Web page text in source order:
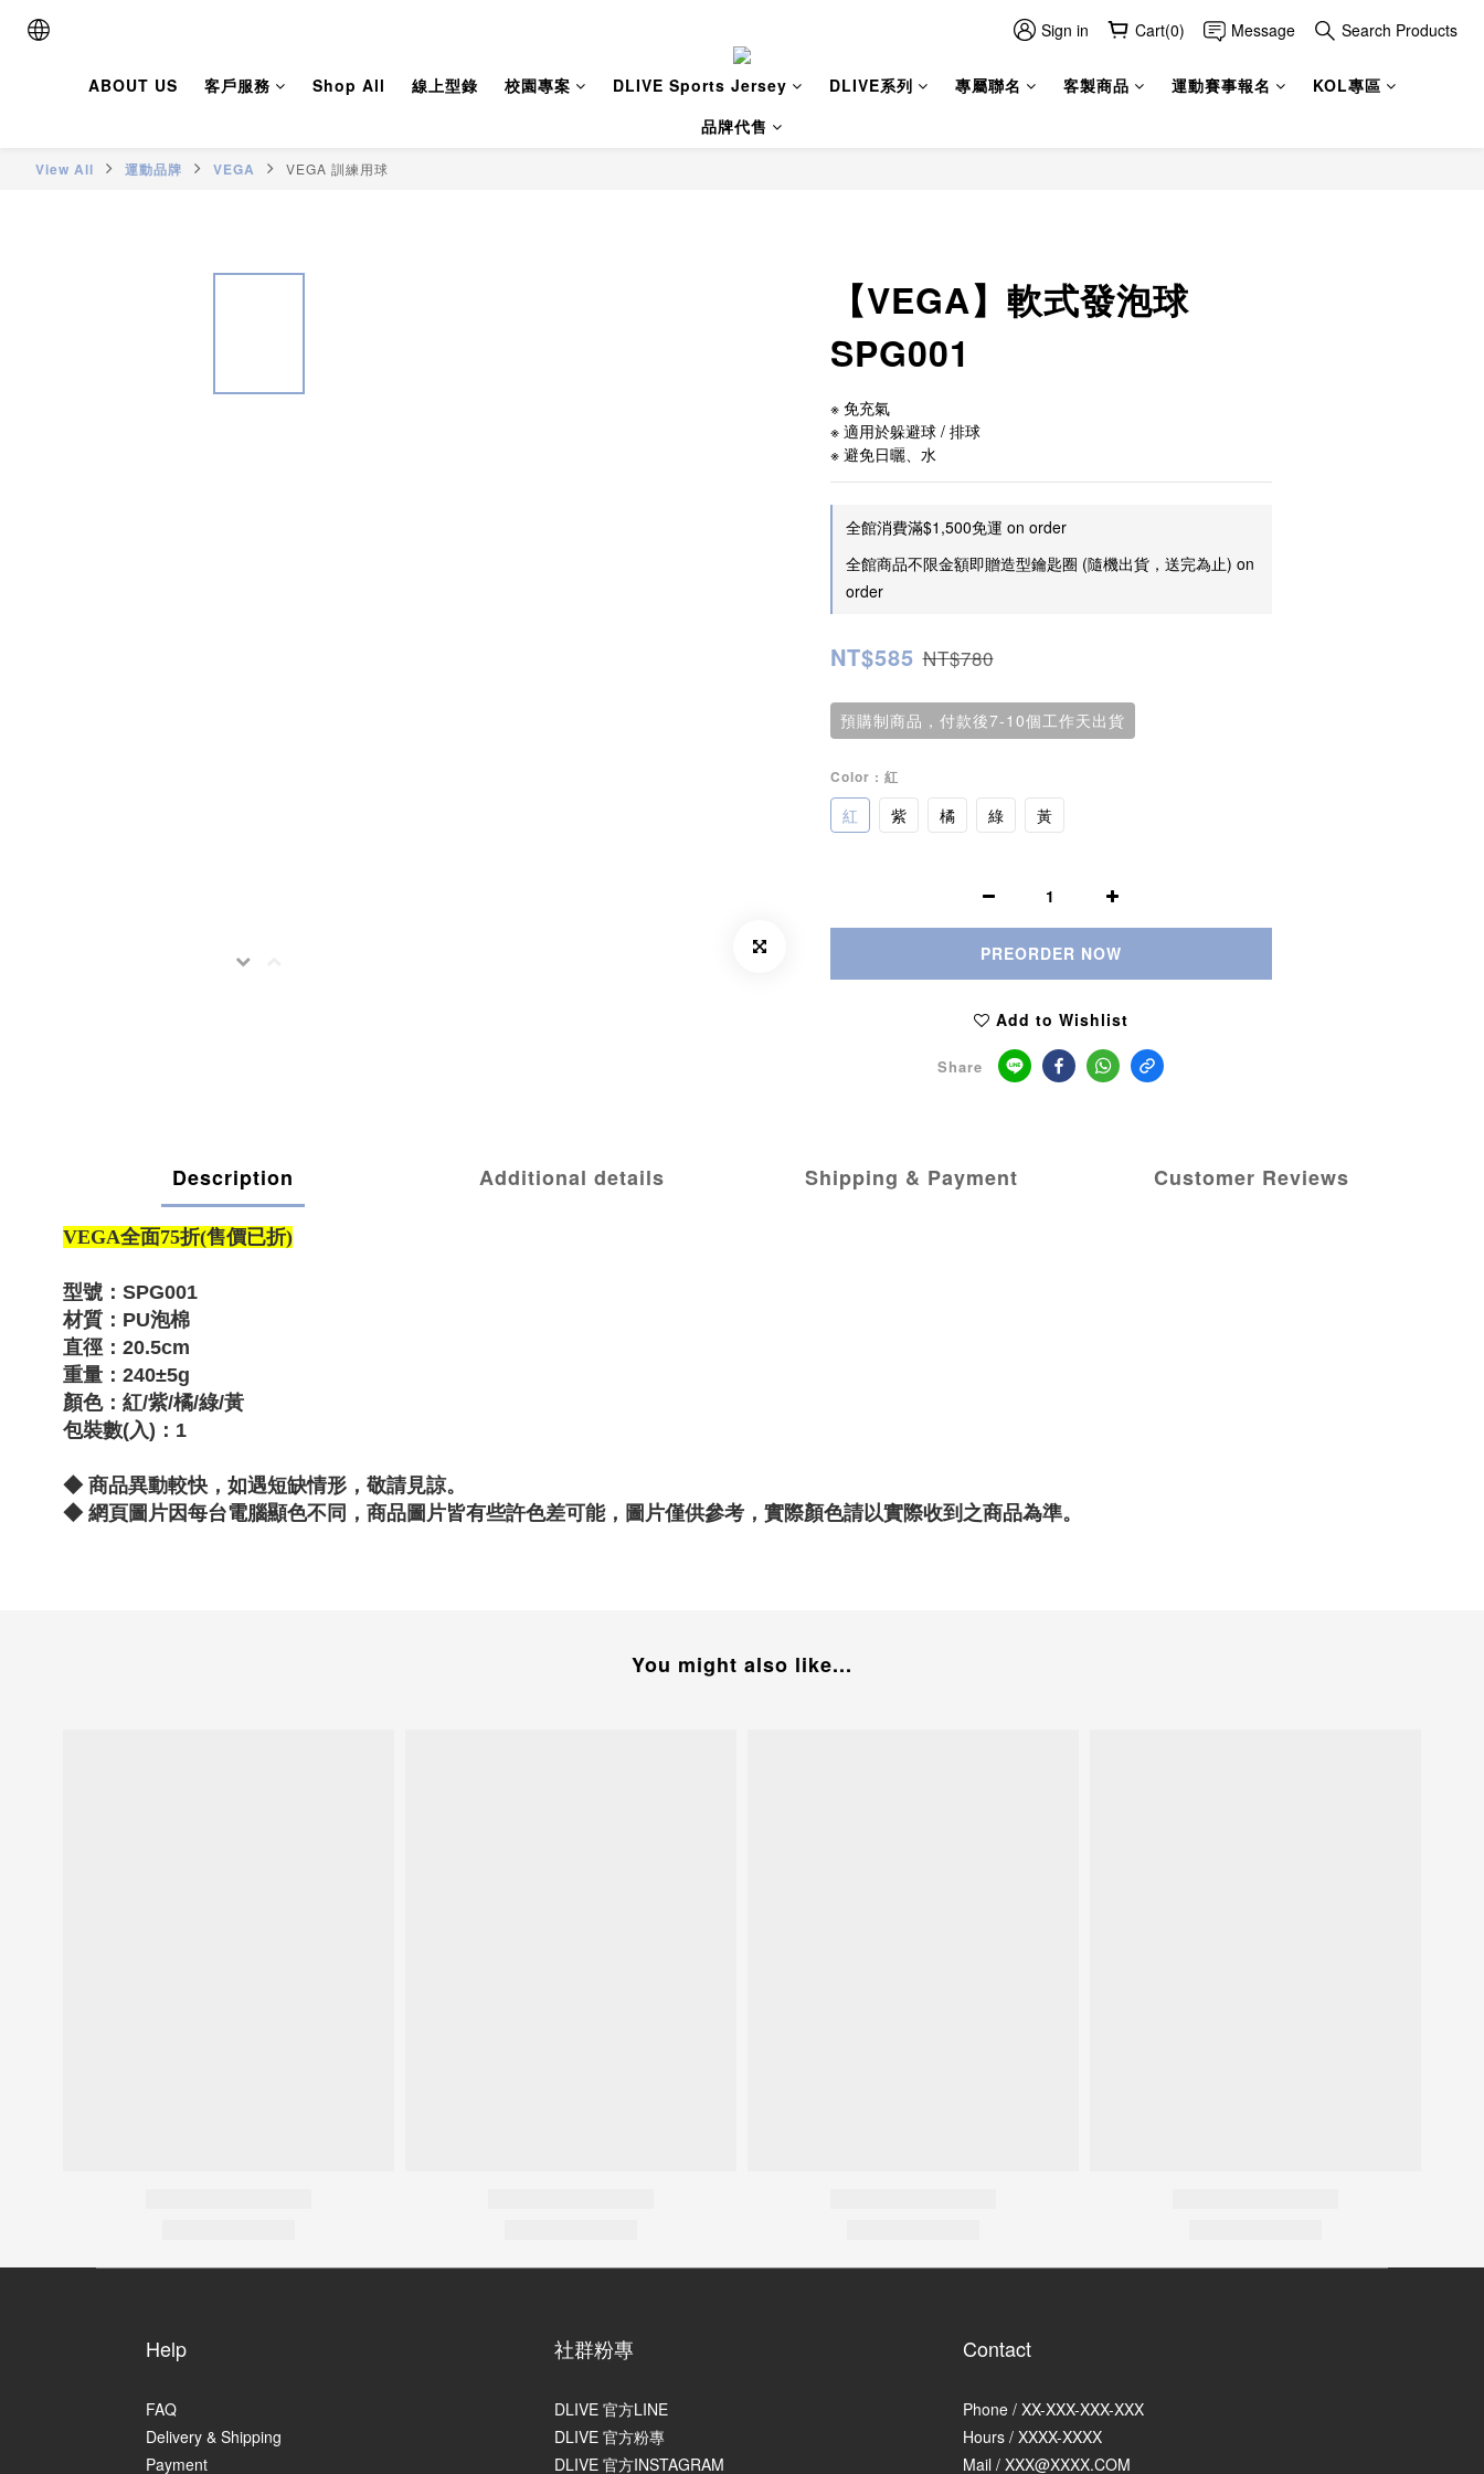
Sign in Cart(0) Message Search Products
ABOUT US 客戶服務 Shop All 線上型錄 校園專案 DLIVE Sports Jersey DLIVE系列 專屬聯名 客製商品 運動賽事報名
KOL專區
品牌代售
View All 運動品牌 VEGA VEGA 訓練用球
【VEGA】軟式發泡球
SPG001
※ 免充氣
※ 適用於躲避球 / 排球
※ 避免日曬、水
全館消費滿$1,500免運 on order
全館商品不限金額即贈造型鑰匙圈 (隨機出貨，送完為止) on
order
NT$585 NT$780
預購制商品，付款後7-10個工作天出貨
Color : 紅
紅 紫 橘 綠 黃
PREORDER NOW
Add to Wishlist
Share
Description Additional details Shipping & Payment Customer Reviews
VEGA全面75折(售價已折)
型號：SPG001
材質：PU泡棉
直徑：20.5cm
重量：240±5g
顏色：紅/紫/橘/綠/黃
包裝數(入)：1
◆ 商品異動較快，如遇短缺情形，敬請見諒。
◆ 網頁圖片因每台電腦顯色不同，商品圖片皆有些許色差可能，圖片僅供參考，實際顏色請以實際收到之商品為準。
You might also like...
Help
FAQ
Delivery & Shipping
Payment
社群粉專
DLIVE 官方LINE
DLIVE 官方粉專
DLIVE 官方INSTAGRAM
Contact
Phone / XX-XXX-XXX-XXX
Hours / XXXX-XXXX
Mail / XXX@XXXX.COM